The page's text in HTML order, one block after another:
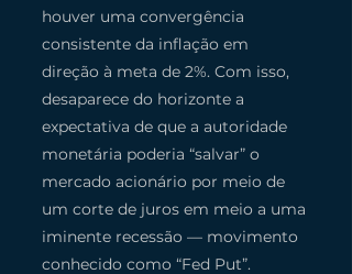
houver uma convergência
consistente da inflação em
direção à meta de 2%. Com isso,
desaparece do horizonte a
expectativa de que a autoridade
monetária poderia “salvar” o
mercado acionário por meio de
um corte de juros em meio a uma
iminente recessão — movimento
conhecido como “Fed Put”.